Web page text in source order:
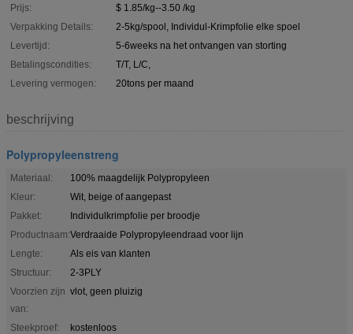
Prijs:
$ 1.85/kg--3.50 /kg
Verpakking Details:
2-5kg/spool, Individul-Krimpfolie elke spoel
Levertijd:
5-6weeks na het ontvangen van storting
Betalingscondities:
T/T, L/C,
Levering vermogen:
20tons per maand
beschrijving
Polypropyleenstreng
Materiaal:
100% maagdelijk Polypropyleen
Kleur:
Wit, beige of aangepast
Pakket:
Individulkrimpfolie per broodje
Productnaam:Verdraaide Polypropyleendraad voor lijn
Lengte:
Als eis van klanten
Structuur:
2-3PLY
Voorzien zijn
van:
vlot, geen pluizig
Steekproef:
kostenloos